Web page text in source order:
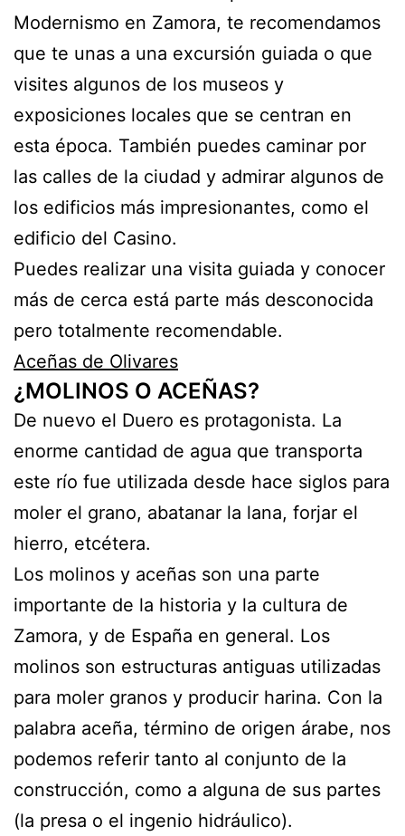
Modernismo en Zamora, te recomendamos
que te unas a una excursión guiada o que
visites algunos de los museos y
exposiciones locales que se centran en
esta época. También puedes caminar por
las calles de la ciudad y admirar algunos de
los edificios más impresionantes, como el
edificio del Casino.
Puedes realizar una visita guiada y conocer
más de cerca está parte más desconocida
pero totalmente recomendable.
Aceñas de Olivares
¿MOLINOS O ACEÑAS?
De nuevo el Duero es protagonista. La
enorme cantidad de agua que transporta
este río fue utilizada desde hace siglos para
moler el grano, abatanar la lana, forjar el
hierro, etcétera.
Los molinos y aceñas son una parte
importante de la historia y la cultura de
Zamora, y de España en general. Los
molinos son estructuras antiguas utilizadas
para moler granos y producir harina. Con la
palabra aceña, término de origen árabe, nos
podemos referir tanto al conjunto de la
construcción, como a alguna de sus partes
(la presa o el ingenio hidráulico).